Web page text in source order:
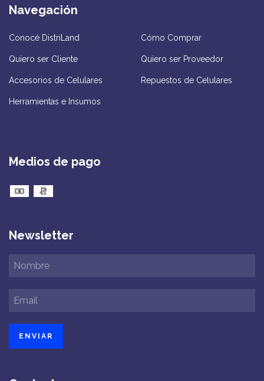
Navegación
Conocé DistriLand Cómo Comprar
Quiero ser Cliente Quiero ser Proveedor
Accesorios de Celulares Repuestos de Celulares
Herramientas e Insumos
Medios de pago
Newsletter